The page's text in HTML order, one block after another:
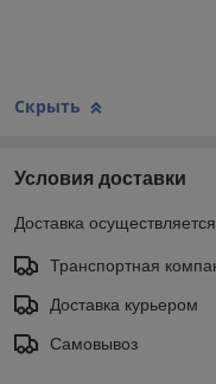
Скрыть
Условия доставки
Доставка
Транспортная
Доставка курьером
Самовывоз